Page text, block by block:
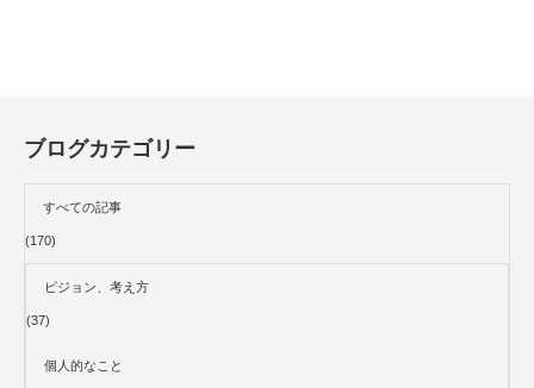
ブログカテゴリー
すべての記事
(170)
ビジョン、考え方
(37)
個人的なこと